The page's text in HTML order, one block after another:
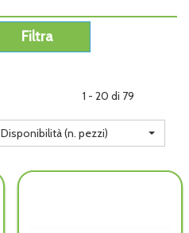
1 - 20 di 79
Disponibilità (n. pezzi)